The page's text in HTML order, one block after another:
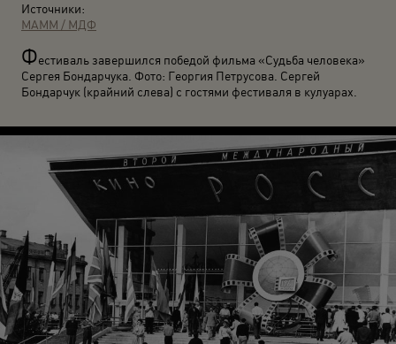
Источники:
МАММ / МДФ
Фестиваль завершился победой фильма «Судьба человека»
Сергея Бондарчука. Фото: Георгия Петрусова. Сергей
Бондарчук (крайний слева) с гостями фестиваля в кулуарах.